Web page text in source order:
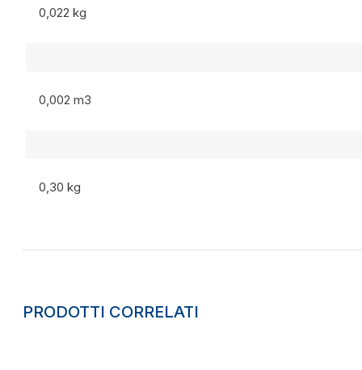
0,022 kg
0,002 m3
0,30 kg
PRODOTTI CORRELATI